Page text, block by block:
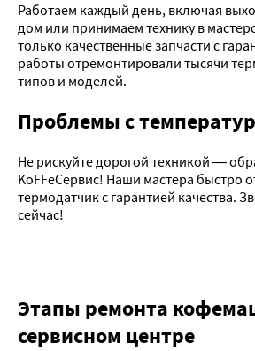
Работаем каждый день, включая
дом или принимаем технику в
только качественные запчасти с
работы отремонтировали тысячи
типов и моделей.
Проблемы с
Не рискуйте дорогой техникой —
KoFFeСервис! Наши мастера быстро
термодатчик с гарантией качества.
сейчас!
Этапы ремонта
сервисном центре